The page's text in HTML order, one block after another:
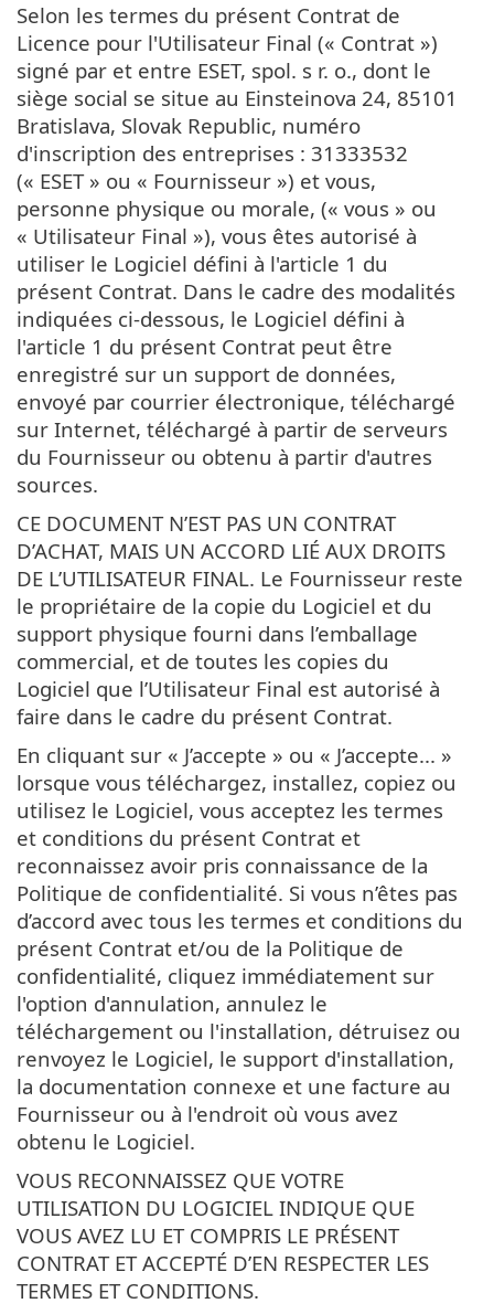
Selon les termes du présent Contrat de
Licence pour l'Utilisateur Final (« Contrat »)
signé par et entre ESET, spol. s r. o., dont le
siège social se situe au Einsteinova 24, 85101
Bratislava, Slovak Republic, numéro
d'inscription des entreprises : 31333532
(« ESET » ou « Fournisseur ») et vous,
personne physique ou morale, (« vous » ou
« Utilisateur Final »), vous êtes autorisé à
utiliser le Logiciel défini à l'article 1 du
présent Contrat. Dans le cadre des modalités
indiquées ci-dessous, le Logiciel défini à
l'article 1 du présent Contrat peut être
enregistré sur un support de données,
envoyé par courrier électronique, téléchargé
sur Internet, téléchargé à partir de serveurs
du Fournisseur ou obtenu à partir d'autres
sources.
CE DOCUMENT N’EST PAS UN CONTRAT
D’ACHAT, MAIS UN ACCORD LIÉ AUX DROITS
DE L’UTILISATEUR FINAL. Le Fournisseur reste
le propriétaire de la copie du Logiciel et du
support physique fourni dans l’emballage
commercial, et de toutes les copies du
Logiciel que l’Utilisateur Final est autorisé à
faire dans le cadre du présent Contrat.
En cliquant sur « J’accepte » ou « J’accepte... »
lorsque vous téléchargez, installez, copiez ou
utilisez le Logiciel, vous acceptez les termes
et conditions du présent Contrat et
reconnaissez avoir pris connaissance de la
Politique de confidentialité. Si vous n’êtes pas
d’accord avec tous les termes et conditions du
présent Contrat et/ou de la Politique de
confidentialité, cliquez immédiatement sur
l'option d'annulation, annulez le
téléchargement ou l'installation, détruisez ou
renvoyez le Logiciel, le support d'installation,
la documentation connexe et une facture au
Fournisseur ou à l'endroit où vous avez
obtenu le Logiciel.
VOUS RECONNAISSEZ QUE VOTRE
UTILISATION DU LOGICIEL INDIQUE QUE
VOUS AVEZ LU ET COMPRIS LE PRÉSENT
CONTRAT ET ACCEPTÉ D’EN RESPECTER LES
TERMES ET CONDITIONS.